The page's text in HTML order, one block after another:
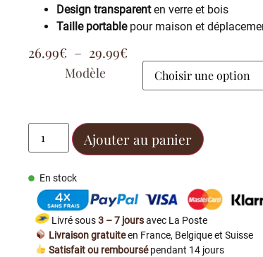
Design transparenten verre et bois
Taille portablepour maison et
26.99€ – 29.99€
Modèle
Ajouter au panier
En stock
Livré sous3 – 7 joursavec La Poste
Livraison gratuiteen France, Belgique et Suisse
Satisfait ou remboursépendant 14 jours